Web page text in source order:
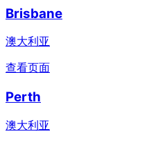
Brisbane
澳大利亚
查看页面
Perth
澳大利亚